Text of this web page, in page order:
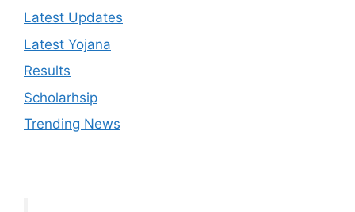
Latest Updates
Latest Yojana
Results
Scholarhsip
Trending News